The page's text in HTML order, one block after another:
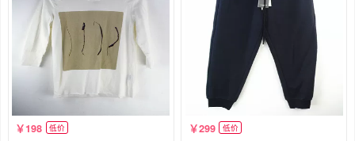
198 低价 299 低价